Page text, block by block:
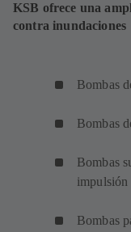
KSB ofrece una
contra inundaciones
Bombas
Bombas
Bombas
impulsión
Bombas